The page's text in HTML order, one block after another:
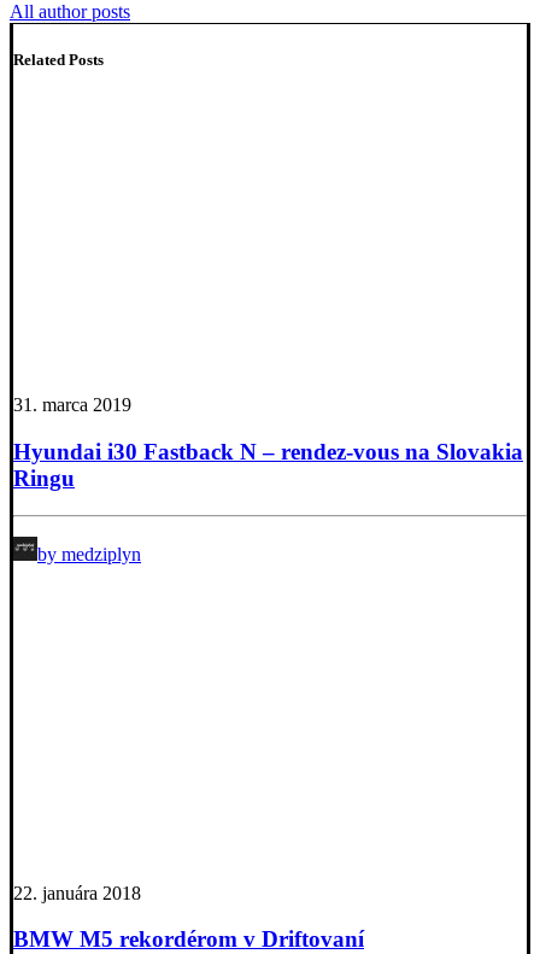
All author posts
Related Posts
31. marca 2019
Hyundai i30 Fastback N – rendez-vous na Slovakia
Ringu
by medziplyn
22. januára 2018
BMW M5 rekordérom v Driftovaní